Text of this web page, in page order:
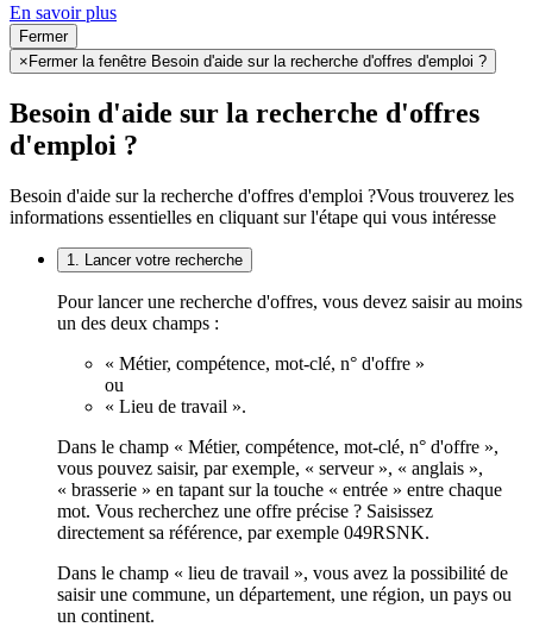
En savoir plus
Fermer
× Fermer la fenêtre Besoin d'aide sur la recherche d'offres d'emploi ?
Besoin d'aide sur la recherche d'offres
d'emploi ?
Besoin d'aide sur la recherche d'offres d'emploi ?Vous trouverez les
informations essentielles en cliquant sur l'étape qui vous intéresse
1. Lancer votre recherche
Pour lancer une recherche d'offres, vous devez saisir au moins
un des deux champs :
« Métier, compétence, mot-clé, n° d'offre »
ou
« Lieu de travail ».
Dans le champ « Métier, compétence, mot-clé, n° d'offre »,
vous pouvez saisir, par exemple, « serveur », « anglais »,
« brasserie » en tapant sur la touche « entrée » entre chaque
mot. Vous recherchez une offre précise ? Saisissez
directement sa référence, par exemple 049RSNK.
Dans le champ « lieu de travail », vous avez la possibilité de
saisir une commune, un département, une région, un pays ou
un continent.